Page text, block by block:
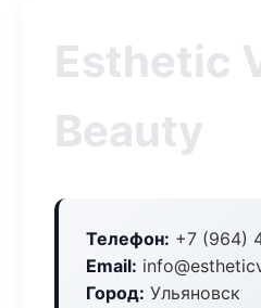
Esthetic
Beauty
Телефон: +7 (964)
Email:
Город: Ульяновск